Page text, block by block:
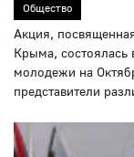
Общество
Акция,
Крыма, состоялась
молодежи на
представители